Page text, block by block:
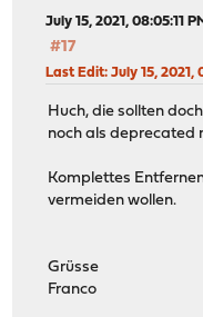
July 15, 2021, 08:05:11
#17
Last Edit: July 15,
Huch, die sollten
noch als deprecated
Komplettes
vermeiden wollen.
Grüsse
Franco